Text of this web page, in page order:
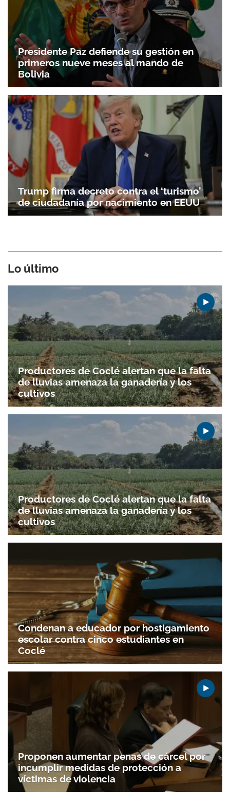
Presidente Paz defiende su gestión en
primeros nueve meses al mando de
Bolivia
Trump firma decreto contra el ‘turismo’
de ciudadanía por nacimiento en EEUU
Lo último
Productores de Coclé alertan que la falta
de lluvias amenaza la ganadería y los
cultivos
Productores de Coclé alertan que la falta
de lluvias amenaza la ganadería y los
cultivos
Condenan a educador por hostigamiento
escolar contra cinco estudiantes en
Coclé
Proponen aumentar penas de cárcel por
incumplir medidas de protección a
víctimas de violencia